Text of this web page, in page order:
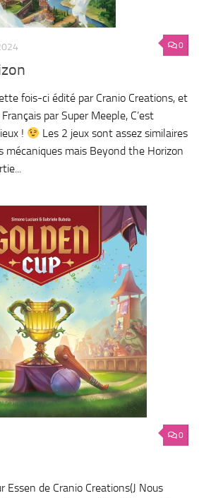
0
fois-ci édité par Cranio Creations, et
par Super Meeple, C’est
!
Les 2 jeux sont assez similaires
mécaniques mais Beyond the Horizon
0
Essen de Cranio Creations(J Nous